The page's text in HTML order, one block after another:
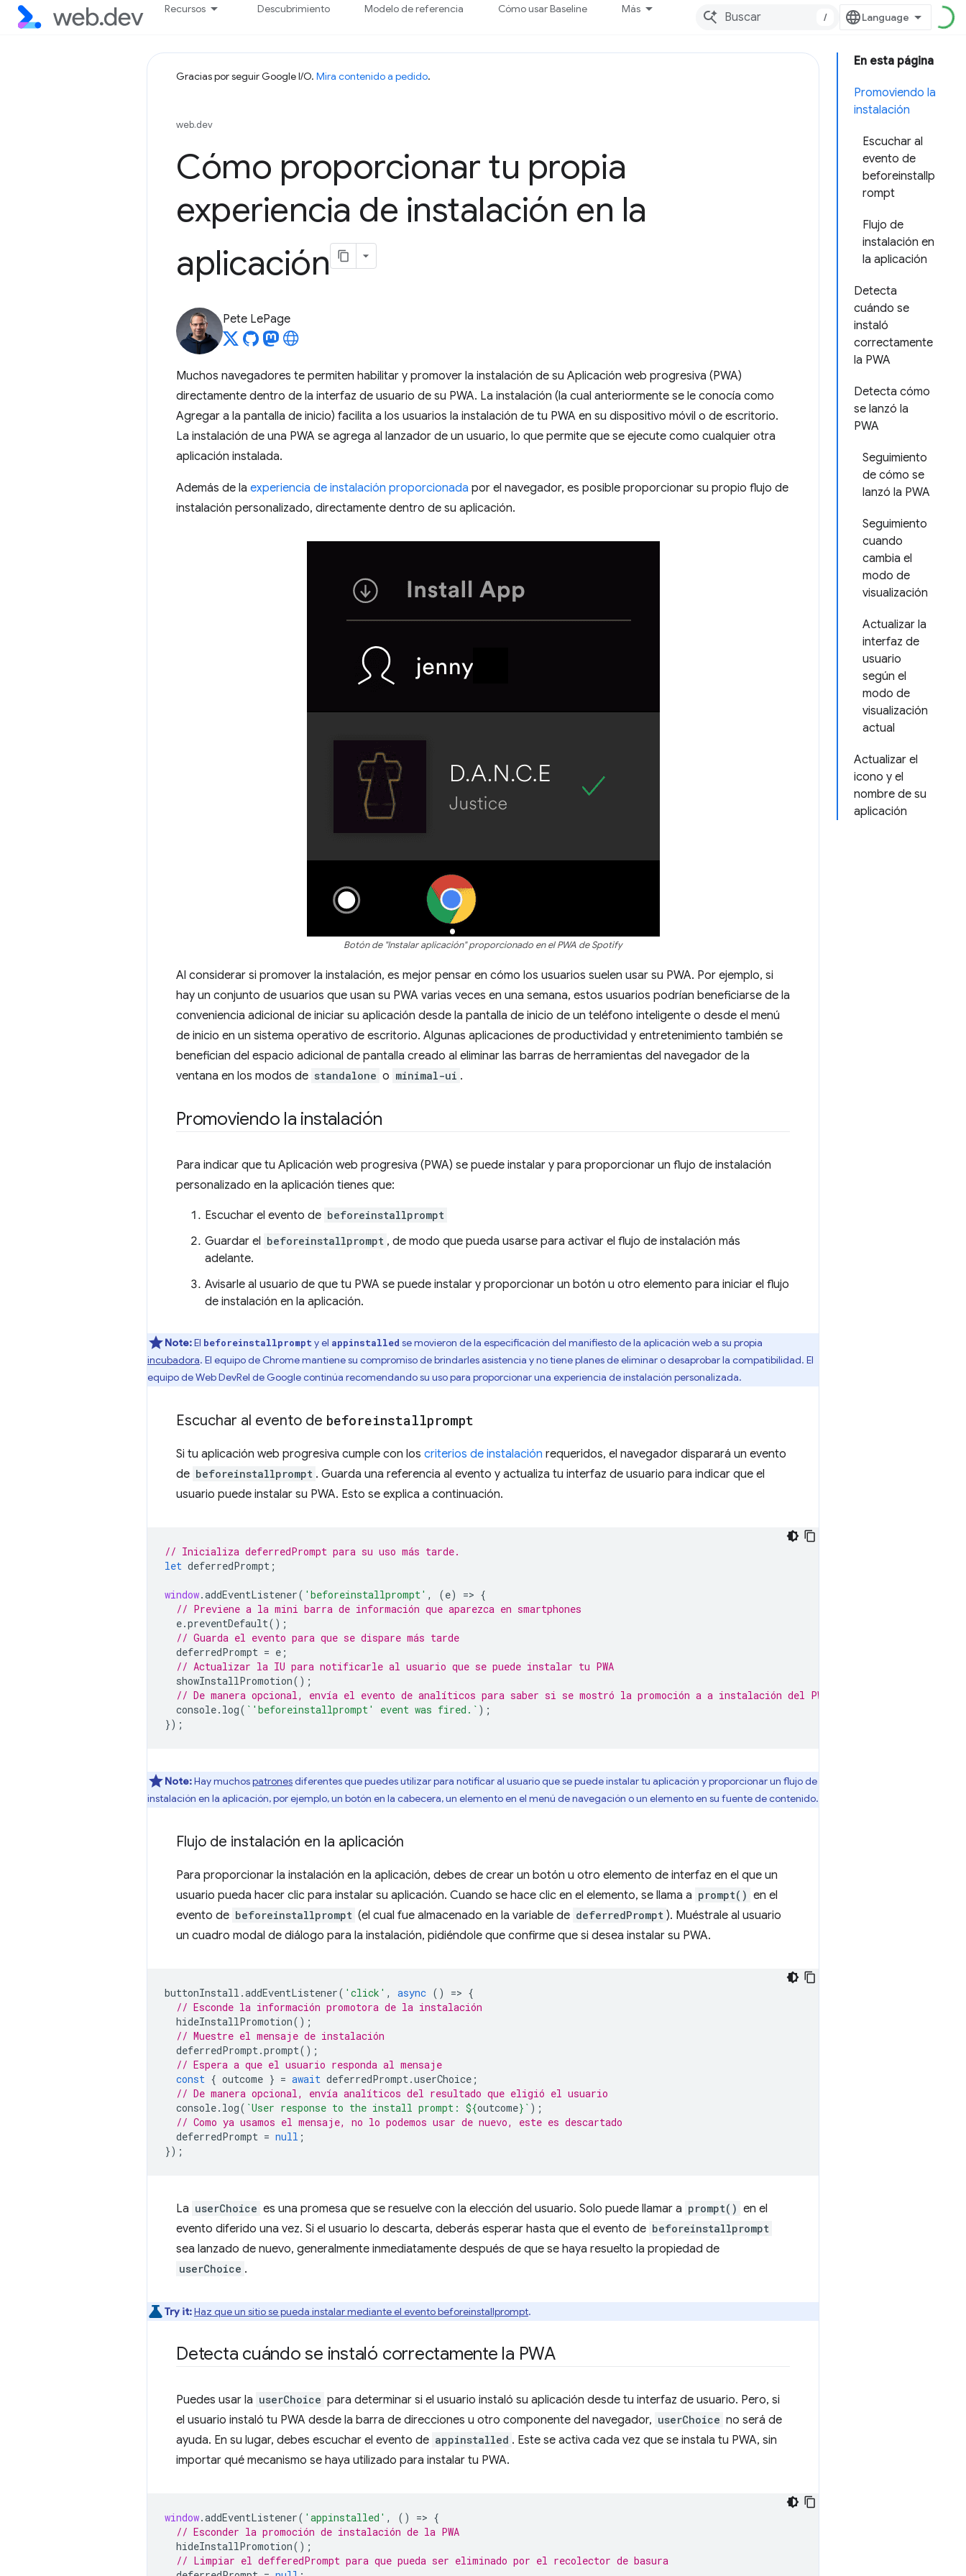
Recursos Descubrimiento Modelo de referencia Cómo usar Baseline Más
/
En esta página
Promoviendo la
instalación
Escuchar al
evento de
beforeinstallp
rompt
Flujo de
instalación en
la aplicación
Detecta
cuándo se
instaló
correctamente
la PWA
Detecta cómo
se lanzó la
PWA
Seguimiento
de cómo se
lanzó la PWA
Seguimiento
cuando
cambia el
modo de
visualización
Actualizar la
interfaz de
usuario
según el
modo de
visualización
actual
Actualizar el
icono y el
nombre de su
aplicación
Gracias por seguir Google I/O. Mira contenido a pedido.
web.dev
Cómo proporcionar tu propia
experiencia de instalación en la
aplicación
Pete LePage
Muchos navegadores te permiten habilitar y promover la instalación de su Aplicación web progresiva (PWA)
directamente dentro de la interfaz de usuario de su PWA. La instalación (la cual anteriormente se le conocía como
Agregar a la pantalla de inicio) facilita a los usuarios la instalación de tu PWA en su dispositivo móvil o de escritorio.
La instalación de una PWA se agrega al lanzador de un usuario, lo que permite que se ejecute como cualquier otra
aplicación instalada.
Además de la experiencia de instalación proporcionada por el navegador, es posible proporcionar su propio flujo de
instalación personalizado, directamente dentro de su aplicación.
Botón de "Instalar aplicación" proporcionado en el PWA de Spotify
Al considerar si promover la instalación, es mejor pensar en cómo los usuarios suelen usar su PWA. Por ejemplo, si
hay un conjunto de usuarios que usan su PWA varias veces en una semana, estos usuarios podrían beneficiarse de la
conveniencia adicional de iniciar su aplicación desde la pantalla de inicio de un teléfono inteligente o desde el menú
de inicio en un sistema operativo de escritorio. Algunas aplicaciones de productividad y entretenimiento también se
benefician del espacio adicional de pantalla creado al eliminar las barras de herramientas del navegador de la
ventana en los modos de standalone o minimal-ui .
Promoviendo la instalación
Para indicar que tu Aplicación web progresiva (PWA) se puede instalar y para proporcionar un flujo de instalación
personalizado en la aplicación tienes que:
Escuchar el evento de beforeinstallprompt
Guardar el beforeinstallprompt , de modo que pueda usarse para activar el flujo de instalación más
adelante.
Avisarle al usuario de que tu PWA se puede instalar y proporcionar un botón u otro elemento para iniciar el flujo
de instalación en la aplicación.
Note:El beforeinstallprompt y el appinstalled se movieron de la especificación del manifiesto de la aplicación web a su propia
incubadora. El equipo de Chrome mantiene su compromiso de brindarles asistencia y no tiene planes de eliminar o desaprobar la compatibilidad. El
equipo de Web DevRel de Google continúa recomendando su uso para proporcionar una experiencia de instalación personalizada.
Escuchar al evento de beforeinstallprompt
Si tu aplicación web progresiva cumple con los criterios de instalación requeridos, el navegador disparará un evento
de beforeinstallprompt . Guarda una referencia al evento y actualiza tu interfaz de usuario para indicar que el
usuario puede instalar su PWA. Esto se explica a continuación.
// Inicializa deferredPrompt para su uso más tarde.
let deferredPrompt ;
window.addEventListener( 'beforeinstallprompt' , (e) => {
// Previene a la mini barra de información que aparezca en smartphones
e.preventDefault();
// Guarda el evento para que se dispare más tarde
deferredPrompt = e ;
// Actualizar la IU para notificarle al usuario que se puede instalar tu PWA
showInstallPromotion();
// De manera opcional, envía el evento de analíticos para saber si se mostró la promoción a a instalación del PWA
console. log( `'beforeinstallprompt' event was fired.` );
});
Note:Hay muchospatronesdiferentes que puedes utilizar para notificar al usuario que se puede instalar tu aplicación y proporcionar un flujo de
instalación en la aplicación, por ejemplo, un botón en la cabecera, un elemento en el menú de navegación o un elemento en su fuente de contenido.
Flujo de instalación en la aplicación
Para proporcionar la instalación en la aplicación, debes de crear un botón u otro elemento de interfaz en el que un
usuario pueda hacer clic para instalar su aplicación. Cuando se hace clic en el elemento, se llama a prompt() en el
evento de beforeinstallprompt (el cual fue almacenado en la variable de deferredPrompt ). Muéstrale al usuario
un cuadro modal de diálogo para la instalación, pidiéndole que confirme que si desea instalar su PWA.
buttonInstall .addEventListener( 'click' , async () => {
// Esconde la información promotora de la instalación
hideInstallPromotion();
// Muestre el mensaje de instalación
deferredPrompt.prompt();
// Espera a que el usuario responda al mensaje
const { outcome } = await deferredPrompt.userChoice ;
// De manera opcional, envía analíticos del resultado que eligió el usuario
console. log( `User response to the install prompt: ${outcome} ` );
// Como ya usamos el mensaje, no lo podemos usar de nuevo, este es descartado
deferredPrompt = null ;
});
La userChoice es una promesa que se resuelve con la elección del usuario. Solo puede llamar a prompt() en el
evento diferido una vez. Si el usuario lo descarta, deberás esperar hasta que el evento de beforeinstallprompt
sea lanzado de nuevo, generalmente inmediatamente después de que se haya resuelto la propiedad de
userChoice .
Try it:Haz que un sitio se pueda instalar mediante el evento beforeinstallprompt.
Detecta cuándo se instaló correctamente la PWA
Puedes usar la userChoice para determinar si el usuario instaló su aplicación desde tu interfaz de usuario. Pero, si
el usuario instaló tu PWA desde la barra de direcciones u otro componente del navegador, userChoice no será de
ayuda. En su lugar, debes escuchar el evento de appinstalled . Este se activa cada vez que se instala tu PWA, sin
importar qué mecanismo se haya utilizado para instalar tu PWA.
window.addEventListener( 'appinstalled' , () => {
// Esconder la promoción de instalación de la PWA
hideInstallPromotion();
// Limpiar el defferedPrompt para que pueda ser eliminado por el recolector de basura